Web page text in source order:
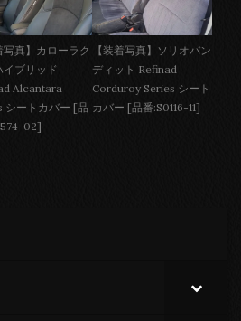
写真】カローラク
イブリッド
Alcantara
シートカバー [品
02]
【装着写真】ソリオバン
ディット Refinad
Corduroy Series シート
カバー [品番:S0116-11]